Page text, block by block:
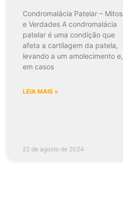
Condromalácia Patelar – Mitos
e Verdades A condromalácia
patelar é uma condição que
afeta a cartilagem da patela,
levando a um amolecimento e,
em casos
LEIA MAIS »
22 de agosto de 2024